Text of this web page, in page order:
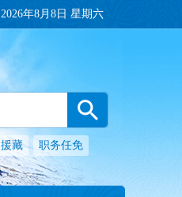
2026年8月8日 星期六
援藏 职务任免